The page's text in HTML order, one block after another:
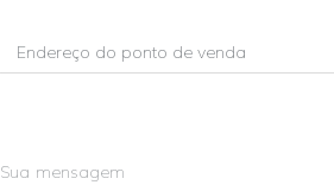
Sua mensagem